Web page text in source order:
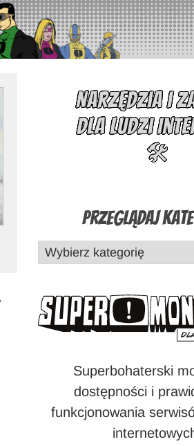
Narzędzia i
dla ludzi
🛠️
Przeglądaj
Superbohaterski
dostępności i
funkcjonowania